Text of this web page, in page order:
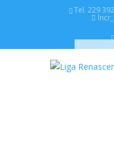
Tel. 229